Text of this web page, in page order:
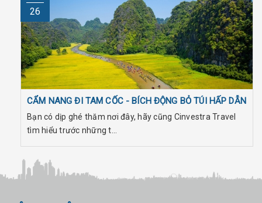
26
CẨM NANG ĐI TAM CỐC - BÍCH ĐỘNG BỎ TÚI HẤP DẪN
Bạn có dịp ghé thăm nơi đây, hãy cũng Cinvestra Travel
tìm hiểu trước những t...